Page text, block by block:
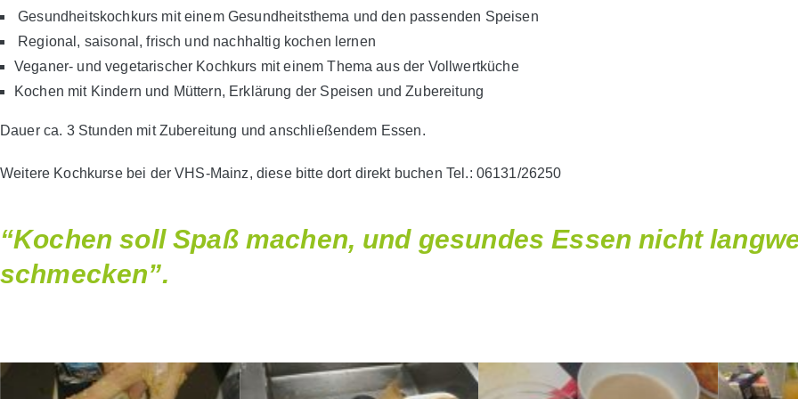
Gesundheitskochkurs mit einem Gesundheitsthema und den passenden Speisen
Regional, saisonal, frisch und nachhaltig kochen lernen
Veganer- und vegetarischer Kochkurs mit einem Thema aus der Vollwertküche
Kochen mit Kindern und Müttern, Erklärung der Speisen und Zubereitung
Dauer ca. 3 Stunden mit Zubereitung und anschließendem Essen.
Weitere Kochkurse bei der VHS-Mainz, diese bitte dort direkt buchen Tel.: 06131/26250
“Kochen soll Spaß machen, und gesundes Essen nicht
schmecken”.